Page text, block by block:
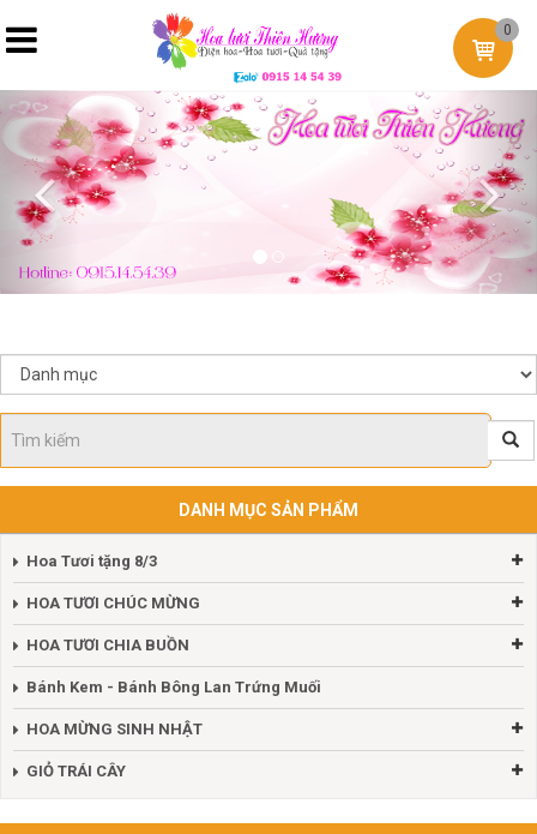
0
Previous
DANH MỤC SẢN PHẨM
Hoa Tươi tặng 8/3
HOA TƯƠI CHÚC MỪNG
HOA TƯƠI CHIA BUỒN
Bánh Kem - Bánh Bông Lan Trứng Muối
HOA MỪNG SINH NHẬT
GIỎ TRÁI CÂY